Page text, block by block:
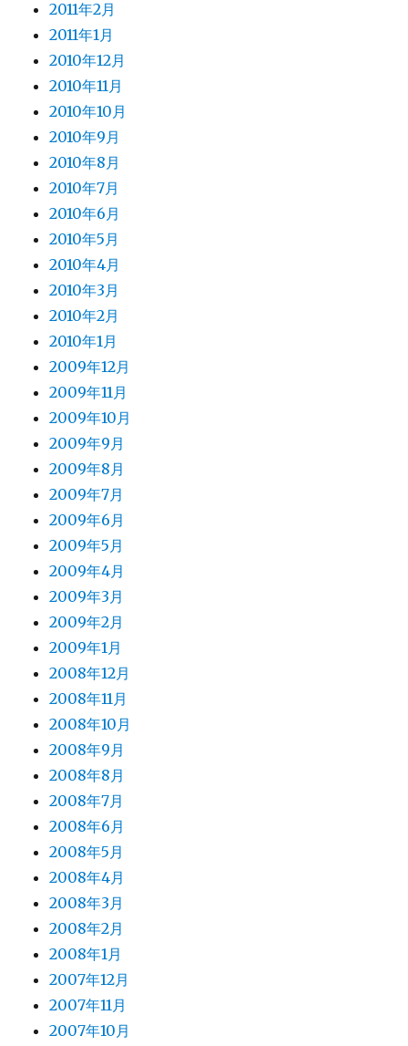
2011年2月
2011年1月
2010年12月
2010年11月
2010年10月
2010年9月
2010年8月
2010年7月
2010年6月
2010年5月
2010年4月
2010年3月
2010年2月
2010年1月
2009年12月
2009年11月
2009年10月
2009年9月
2009年8月
2009年7月
2009年6月
2009年5月
2009年4月
2009年3月
2009年2月
2009年1月
2008年12月
2008年11月
2008年10月
2008年9月
2008年8月
2008年7月
2008年6月
2008年5月
2008年4月
2008年3月
2008年2月
2008年1月
2007年12月
2007年11月
2007年10月